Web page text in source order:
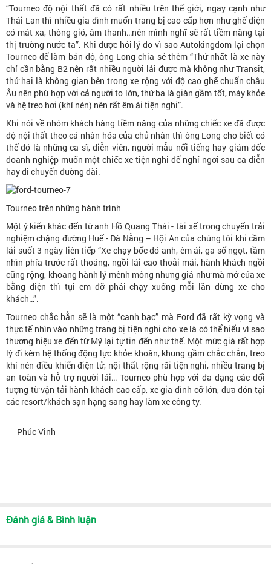
“Tourneo độ nội thất đã có rất nhiều trên thế giới, ngay cạnh như
Thái Lan thì nhiều gia đình muốn trang bị cao cấp hơn như ghế điện
có mát xa, thông gió, âm thanh…nên mình nghĩ sẽ rất tiềm năng tại
thị trường nước ta”. Khi được hỏi lý do vì sao Autokingdom lại chọn
Tourneo để làm bản độ, ông Long chia sẻ thêm “Thứ nhất là xe này
chỉ cần bằng B2 nên rất nhiều người lái được mà không như Transit,
thứ hai là không gian bên trong xe rộng với độ cao ghế chuẩn châu
Âu nên phù hợp với cả người to lớn, thứ ba là giàn gầm tốt, máy khỏe
và hệ treo hơi (khí nén) nên rất êm ái tiện nghi”.
Khi nói về nhóm khách hàng tiềm năng của những chiếc xe đã được
độ nội thất theo cá nhân hóa của chủ nhân thì ông Long cho biết có
thể đó là những ca sĩ, diễn viên, người mẫu nổi tiếng hay giám đốc
doanh nghiệp muốn một chiếc xe tiện nghi để nghỉ ngơi sau ca diễn
hay di chuyển đường dài.
Tourneo trên những hành trình
Một ý kiến khác đến từ anh Hồ Quang Thái - tài xế trong chuyến trải
nghiệm chặng đường Huế - Đà Nẵng – Hội An của chúng tôi khi cầm
lái suốt 3 ngày liên tiếp “Xe chạy bốc đó anh, êm ái, ga số ngọt, tầm
nhìn phía trước rất thoáng, ngồi lái cao thoải mái, hành khách ngồi
cũng rộng, khoang hành lý mênh mông nhưng giá như mà mở cửa xe
bằng điện thì tụi em đỡ phải chạy xuống mỗi lần dừng xe cho
khách…”.
Tourneo chắc hẳn sẽ là một “canh bạc” mà Ford đã rất kỳ vọng và
thực tế nhìn vào những trang bị tiện nghi cho xe là có thể hiểu vì sao
thương hiệu xe đến từ Mỹ lại tự tin đến như thế. Một mức giá rất hợp
lý đi kèm hệ thống động lực khỏe khoắn, khung gầm chắc chắn, treo
khí nén điều khiển điện tử, nội thất rộng rãi tiện nghi, nhiều trang bị
an toàn và hỗ trợ người lái… Tourneo phù hợp với đa dạng các đối
tượng từ vận tải hành khách cao cấp, xe gia đình cỡ lớn, đưa đón tại
các resort/khách sạn hạng sang hay làm xe công ty.
Phúc Vinh
Đánh giá & Bình luận